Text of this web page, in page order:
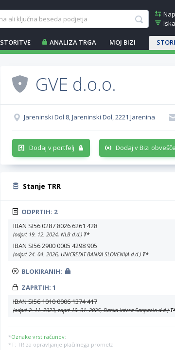
STORITVE ANALIZA TRGA MOJ BIZI
GVE d.o.o.
Jareninski Dol 8, Jareninski Dol, 2221 Jarenina
Dodaj v portfelj Dodaj v Bizi
Stanje TRR
ODPRTIH: 2
IBAN SI56 0287 8026 6261 428
(odprt 19. 12. 2024, NLB d.d.) T*
IBAN SI56 2900 0005 4298 905
(odprt 24. 04. 2026, UNICREDIT BANKA SLOVENIJA d.d.) T*
BLOKIRANIH:
ZAPRTIH: 1
IBAN SI56 1010 0006 1374 417
(odprt 2. 11. 2023, zaprt 10. 01. 2025, Banka Intesa Sanpaolo d.d.)T
*Oznake vrst računov:
*T: TR za opravljanje plačilnega prometa